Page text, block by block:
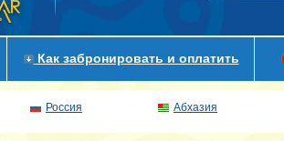
Как забронировать и оплатить
Россия Абхазия